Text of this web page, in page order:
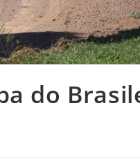
do